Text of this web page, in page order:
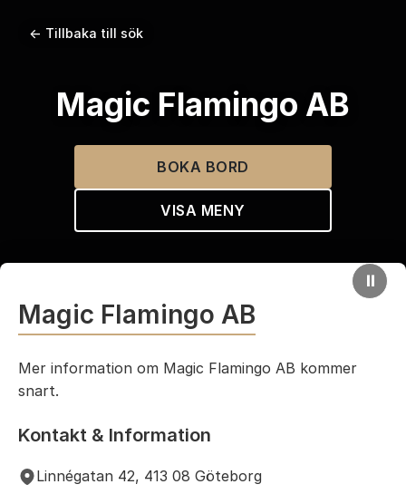
← Tillbaka till sök
Magic Flamingo AB
BOKA BORD
VISA MENY
⏸
Magic Flamingo AB
Mer information om Magic Flamingo AB kommer
snart.
Kontakt & Information
Linnégatan 42, 413 08 Göteborg